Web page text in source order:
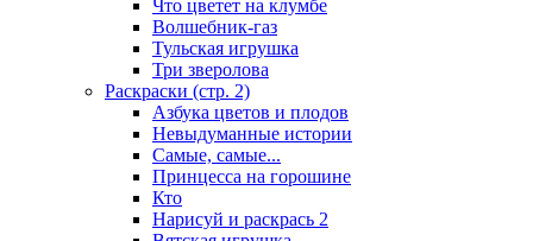
Что цветет на клумбе
Волшебник-газ
Тульская игрушка
Три зверолова
Раскраски (стр. 2)
Азбука цветов и плодов
Невыдуманные истории
Самые, самые...
Принцесса на горошине
Кто
Нарисуй и раскрась 2